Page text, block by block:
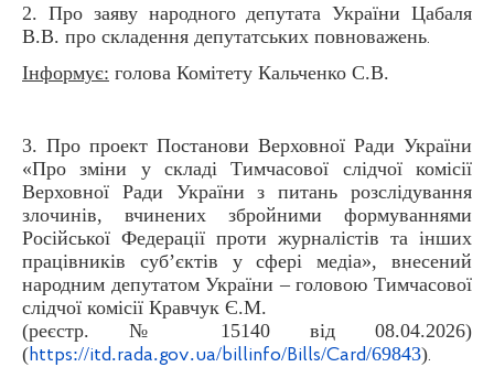
2. Про заяву народного депутата України Цабаля
В.В. про складення депутатських повноважень.
Інформує: голова Комітету Кальченко С.В.
3. Про проект Постанови Верховної Ради України
«Про зміни у складі Тимчасової слідчої комісії
Верховної Ради України з питань розслідування
злочинів, вчинених збройними формуваннями
Російської Федерації проти журналістів та інших
працівників суб’єктів у сфері медіа», внесений
народним депутатом України – головою Тимчасової
слідчої комісії Кравчук Є.М.
(реєстр. № 15140 від 08.04.2026)
(https://itd.rada.gov.ua/billinfo/Bills/Card/69843).